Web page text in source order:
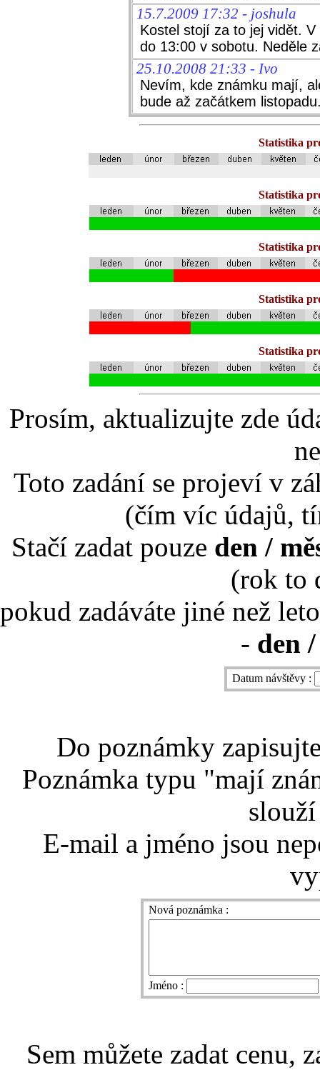
15.7.2009 17:32 - joshula
Kostel stojí za to jej vidět.
do 13:00 v sobotu. Neděle
25.10.2008 21:33 - Ivo
Nevím, kde známku mají,
bude až začátkem
Statistika
Statistika
Statistika
Statistika
Statistika
Prosím, aktualizujte zde
Toto zadání se projeví v
(čím víc údajů,
Stačí zadat pouze den /
(rok to
pokud zadáváte jiné než
- den
Datum návštěvy :
Do poznámky
Poznámka typu "mají
E-mail a jméno jsou
Nová poznámka :
Jméno :
Sem můžete zadat cenu,